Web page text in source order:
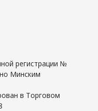
регистрации №
Минским
в Торговом